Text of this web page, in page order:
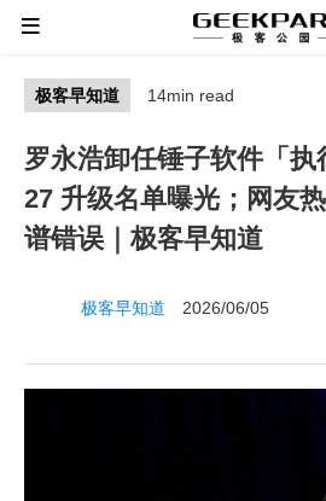
极客早知道 14min read
罗永浩卸任锤子软件「
27 升级名单曝光；网友
谱错误｜极客早知道
极客早知道 2026/06/05